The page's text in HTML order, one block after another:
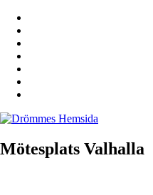
Mötesplats Valhalla